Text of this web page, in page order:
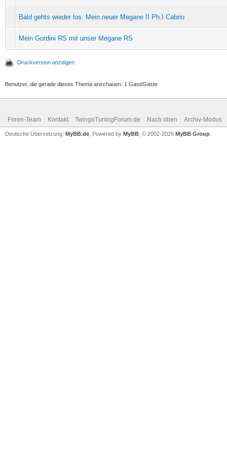
Bald gehts wieder los. Mein neuer Megane II Ph.I Cabrio
Mein Gordini RS mit unser Megane RS
Druckversion anzeigen
Benutzer, die gerade dieses Thema anschauen: 1 Gast/Gäste
Foren-Team Kontakt TwingoTuningForum.de Nach oben Archiv-Modus
Deutsche Übersetzung: MyBB.de , Powered by MyBB , © 2002-2026 MyBB Group